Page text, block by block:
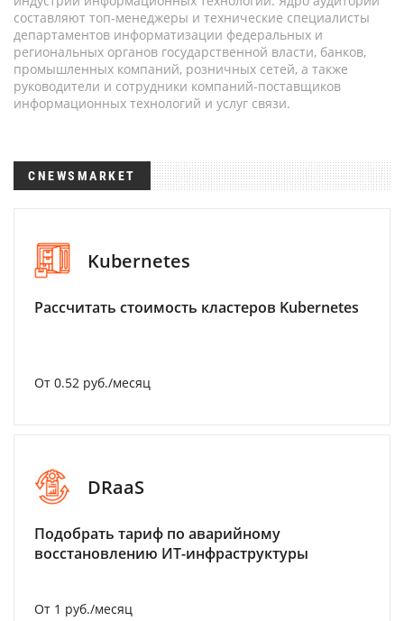
составляют топ-менеджеры и технические специалисты
департаментов информатизации федеральных и
региональных органов государственной власти, банков,
промышленных компаний, розничных сетей, а также
руководители и сотрудники компаний-поставщиков
информационных технологий и услуг связи.
CNEWSMARKET
Kubernetes
Рассчитать стоимость кластеров Kubernetes
От 0.52 руб./месяц
DRaaS
Подобрать тариф по аварийному
восстановлению ИТ-инфраструктуры
От 1 руб./месяц